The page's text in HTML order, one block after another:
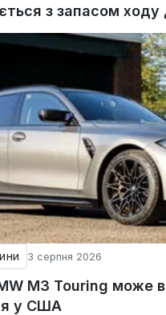
з запасом
3 серпня 2026
M3 Touring може
у США